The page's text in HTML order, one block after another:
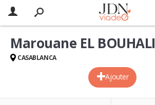
Ajouter
Marouane EL BOUHALI
CASABLANCA